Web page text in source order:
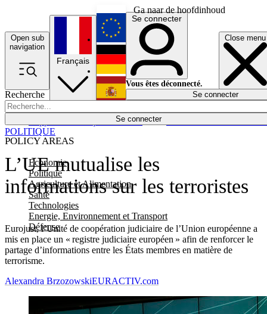
Ga naar de hoofdinhoud
Open sub
navigation
Close menu
Recherche
Se connecter
POLICY AREAS
Economie
Politique
Agriculture et Alimentation
Santé
Technologies
Energie, Environnement et Transport
Défense
Économie
Français
English
Deutsch
Español
Se connecter
Vous êtes déconnecté.
Se connecter
L’UE mutualise les
informations sur les terroristes
Eurojust, l’Unité de coopération judiciaire de l’Union européenne a
mis en place un « registre judiciaire européen » afin de renforcer le
partage d’informations entre les États membres en matière de
terrorisme.
POLITIQUE
Alexandra BrzozowskiEURACTIV.com